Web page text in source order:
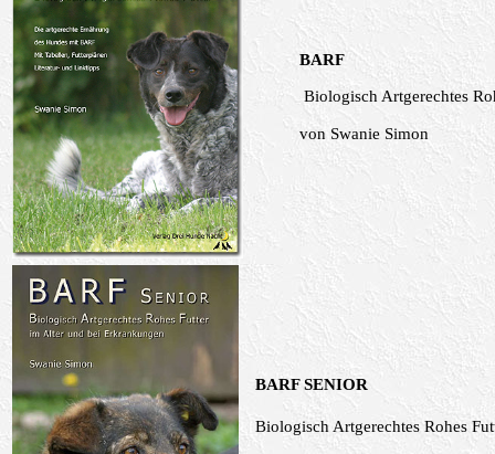
BARF
Biologisch Artgerechtes
von Swanie Simon
BARF SENIOR
Biologisch Artgerechtes Rohes